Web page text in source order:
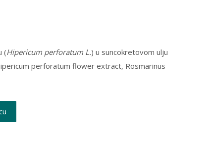
(Hipericum perforatum L.) u suncokretovom ulju
perforatum flower extract, Rosmarinus